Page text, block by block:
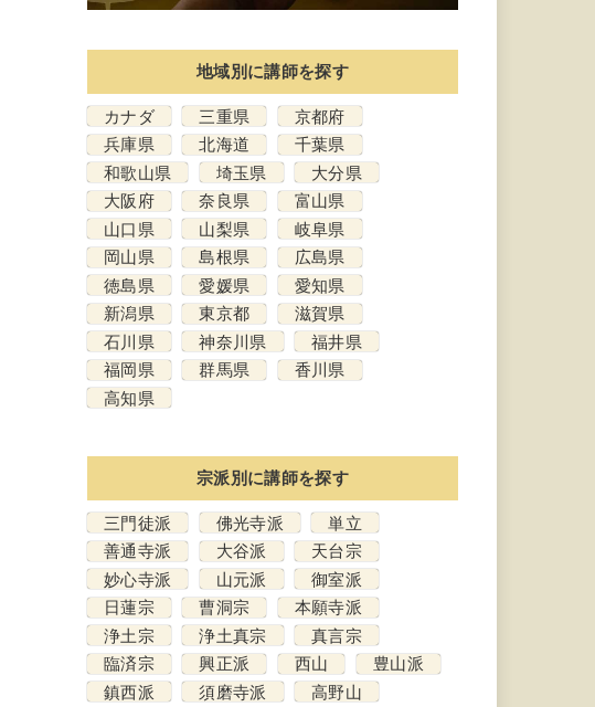
地域別に講師を探す
カナダ 三重県
京都府
兵庫県
北海道
千葉県
和歌山県
埼玉県
大分県
大阪府
奈良県
富山県
山口県
山梨県
岐阜県
岡山県
島根県
広島県
徳島県
愛媛県
愛知県
新潟県
東京都
滋賀県
石川県
神奈川県
福井県
福岡県
群馬県
香川県
高知県
宗派別に講師を探す
三門徒派 佛光寺派
単立
善通寺派
大谷派
天台宗
妙心寺派
山元派
御室派
日蓮宗
曹洞宗
本願寺派
浄土宗
浄土真宗
真言宗
臨済宗
興正派 西山
豊山派
鎮西派
須磨寺派
高野山